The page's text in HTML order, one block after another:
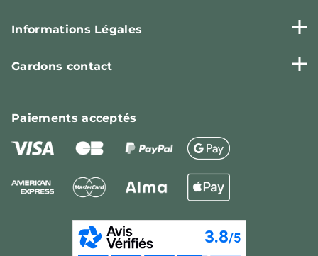
Informations Légales
Gardons contact
Paiementsacceptés